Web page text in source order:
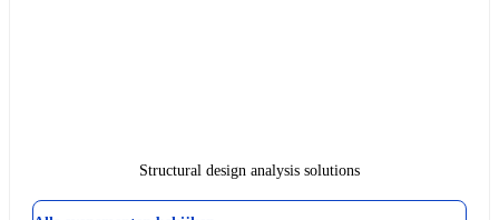
Structural design analysis solutions